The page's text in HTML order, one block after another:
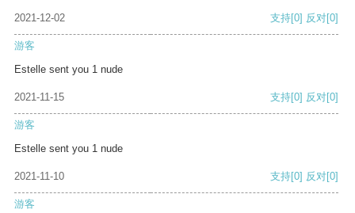
2021-12-02 支持[0] 反对[0]
游客
Estelle sent you 1 nude
2021-11-15 支持[0] 反对[0]
游客
Estelle sent you 1 nude
2021-11-10 支持[0] 反对[0]
游客